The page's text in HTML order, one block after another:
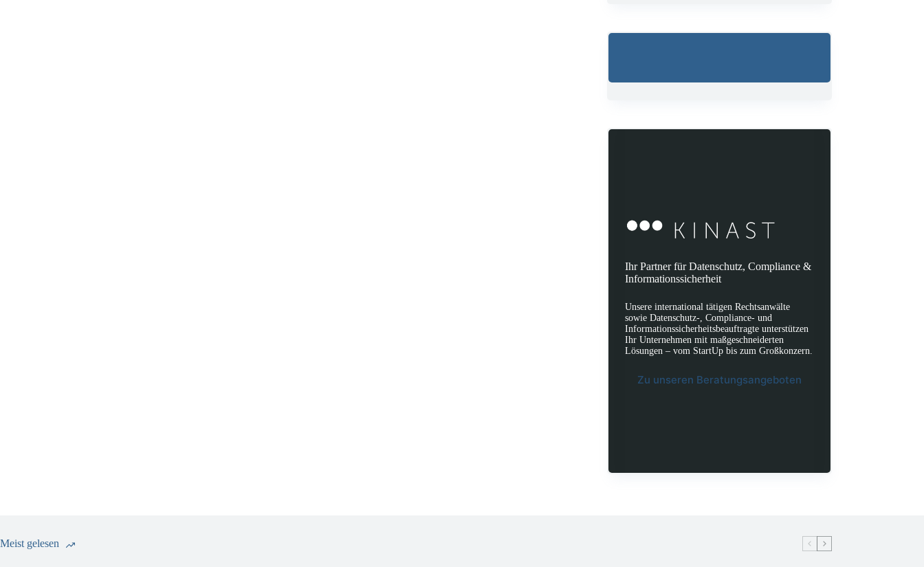
Ihr Partner für Datenschutz, Compliance &
Informationssicherheit
Unsere international tätigen Rechtsanwälte
sowie Datenschutz-, Compliance- und
Informationssicherheitsbeauftragte unterstützen
Ihr Unternehmen mit maßgeschneiderten
Lösungen – vom StartUp bis zum Großkonzern.
Zu unseren Beratungsangeboten
Meist gelesen